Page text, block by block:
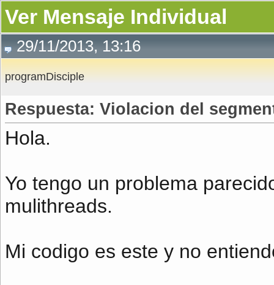
Ver Mensaje Individual
29/11/2013, 13:16
programDisciple
Respuesta: Violacion del
Hola.
Yo tengo un problema
mulithreads.
Mi codigo es este y no